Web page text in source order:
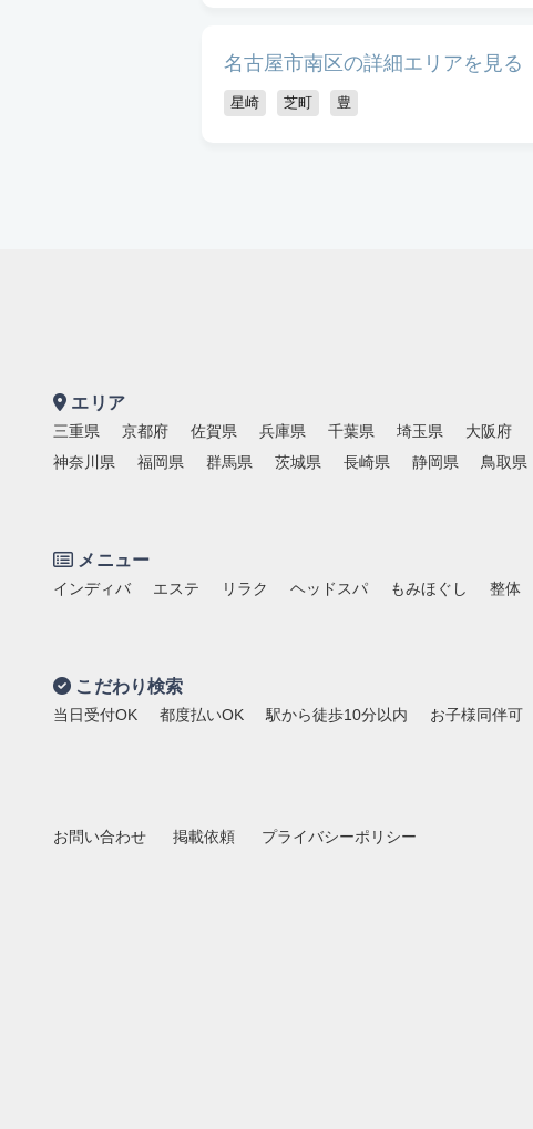
名古屋市南区の詳細エリアを見る
星崎 芝町 豊
エリア
三重県 京都府 佐賀県 兵庫県 千葉県 埼玉県 大阪府
神奈川県
福岡県 群馬県 茨城県 長崎県 静岡県 鳥取県
メニュー
インディバ エステ リラク ヘッドスパ もみほぐし 整体
こだわり検索
当日受付OK 都度払いOK 駅から徒歩10分以内 お子様同伴可
お問い合わせ 掲載依頼 プライバシーポリシー